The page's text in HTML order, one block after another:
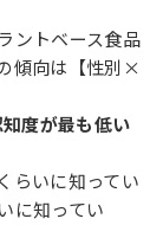
ントベース食品
傾向は【性別×
度が最も低い
らいに知ってい
に知ってい